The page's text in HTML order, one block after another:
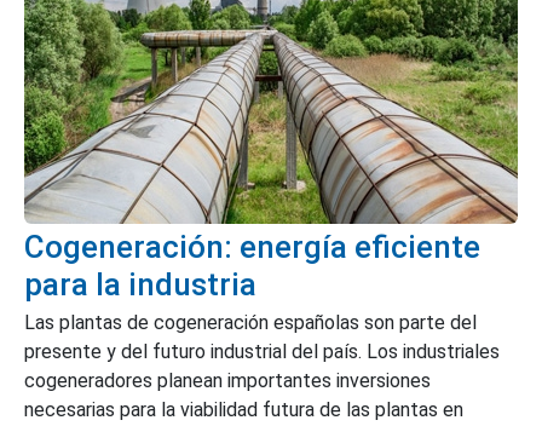
Cogeneración: energía eficiente
para la industria
Las plantas de cogeneración españolas son parte del
presente y del futuro industrial del país. Los industriales
cogeneradores planean importantes inversiones
necesarias para la viabilidad futura de las plantas en